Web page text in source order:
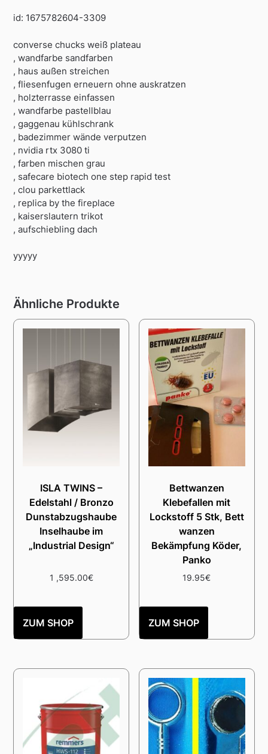
id: 1675782604-3309
converse chucks weiß plateau
, wandfarbe sandfarben
, haus außen streichen
, fliesenfugen erneuern ohne auskratzen
, holzterrasse einfassen
, wandfarbe pastellblau
, gaggenau kühlschrank
, badezimmer wände verputzen
, nvidia rtx 3080 ti
, farben mischen grau
, safecare biotech one step rapid test
, clou parkettlack
, replica by the fireplace
, kaiserslautern trikot
, aufschiebling dach
yyyyy
Ähnliche Produkte
ISLA TWINS –
Edelstahl / Bronzo
Dunstabzugshaube
Inselhaube im
„Industrial Design“
1 ,595.00€
ZUM SHOP
Bettwanzen
Klebefallen mit
Lockstoff 5 Stk, Bett
wanzen
Bekämpfung Köder,
Panko
19.95€
ZUM SHOP